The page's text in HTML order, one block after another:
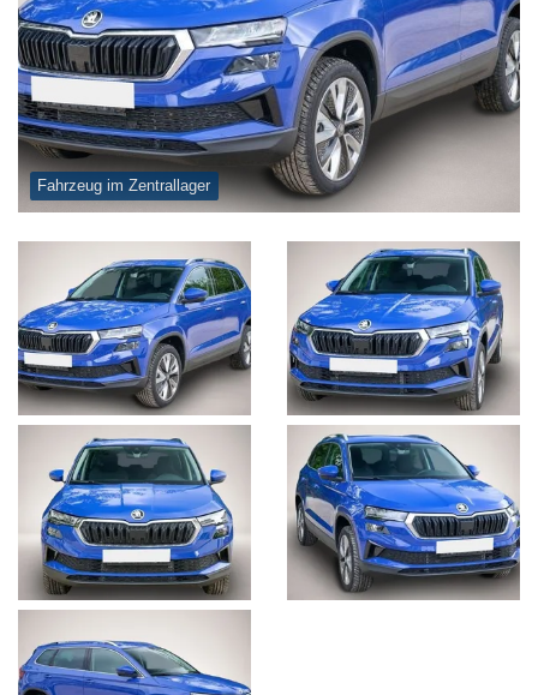
Fahrzeug im Zentrallager